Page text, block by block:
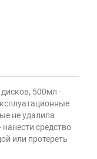
500мл -
не удалила
средство
или протереть